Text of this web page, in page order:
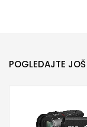
POGLEDAJTE JOŠ